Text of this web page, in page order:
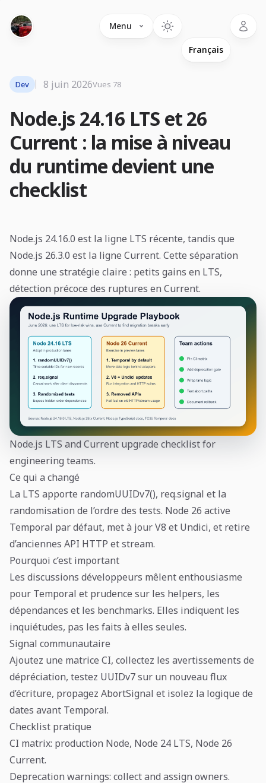
Menu
Node.js 24.16 LTS et 26
Current : la mise à niveau
du runtime devient une
checklist
Dev 8 juin 2026Vues 78
Node.js 24.16.0 est la ligne LTS récente, tandis que
Node.js 26.3.0 est la ligne Current. Cette séparation
donne une stratégie claire : petits gains en LTS,
détection précoce des ruptures en Current.
Node.js LTS and Current upgrade checklist for
engineering teams.
Ce qui a changé
La LTS apporte randomUUIDv7(), req.signal et la
randomisation de l’ordre des tests. Node 26 active
Temporal par défaut, met à jour V8 et Undici, et retire
d’anciennes API HTTP et stream.
Pourquoi c’est important
Les discussions développeurs mêlent enthousiasme
pour Temporal et prudence sur les helpers, les
dépendances et les benchmarks. Elles indiquent les
inquiétudes, pas les faits à elles seules.
Signal communautaire
Ajoutez une matrice CI, collectez les avertissements de
dépréciation, testez UUIDv7 sur un nouveau flux
d’écriture, propagez AbortSignal et isolez la logique de
dates avant Temporal.
Checklist pratique
CI matrix: production Node, Node 24 LTS, Node 26
Current.
Deprecation warnings: collect and assign owners.